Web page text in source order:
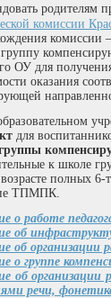
родителям
комиссии
комиссии
группу
ОУ для
оказания
для
к школе
полных
ТПМПК.
о работе
об
об организации
о группе
об организации
речи,